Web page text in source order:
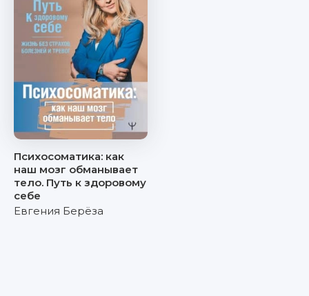
Психосоматика: как
наш мозг обманывает
тело. Путь к здоровому
себе
Евгения Берёза